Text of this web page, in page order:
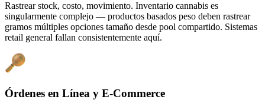
Rastrear stock, costo, movimiento. Inventario cannabis es
singularmente complejo — productos basados peso deben rastrear
gramos múltiples opciones tamaño desde pool compartido. Sistemas
retail general fallan consistentemente aquí.
Órdenes en Línea y E-Commerce